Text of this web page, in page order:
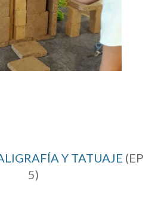
Y TATUAJE (EP
5)